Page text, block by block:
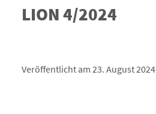
LION 4/2024
Veröffentlicht am 23. August 2024